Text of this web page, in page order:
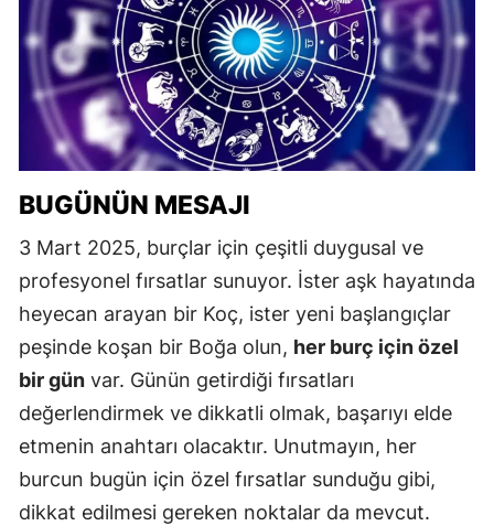
BUGÜNÜN MESAJI
3 Mart 2025, burçlar için çeşitli duygusal ve
profesyonel fırsatlar sunuyor. İster aşk hayatında
heyecan arayan bir Koç, ister yeni başlangıçlar
peşinde koşan bir Boğa olun, her burç için özel
bir gün var. Günün getirdiği fırsatları
değerlendirmek ve dikkatli olmak, başarıyı elde
etmenin anahtarı olacaktır. Unutmayın, her
burcun bugün için özel fırsatlar sunduğu gibi,
dikkat edilmesi gereken noktalar da mevcut.